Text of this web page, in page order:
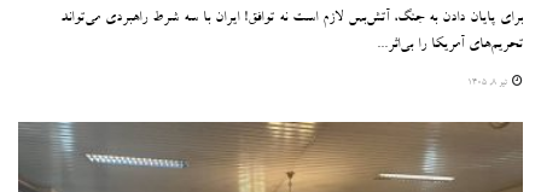
برای پایان دادن به جنگ، آتش‌بس لازم است نه توافق! ایران با سه شرط راهبردی می‌تواند
تحریم‌های آمریکا را بی‌اثر...
تیر ۸, ۱۴۰۵